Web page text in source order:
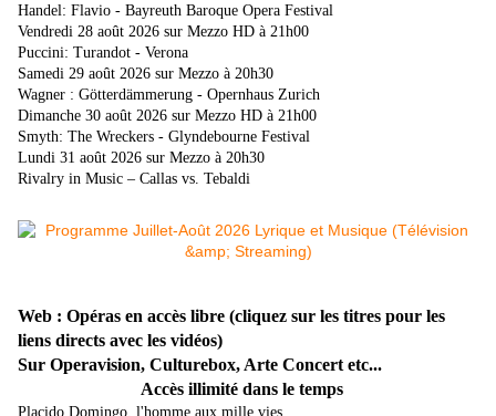
Handel: Flavio - Bayreuth Baroque Opera Festival
Vendredi 28 août 2026 sur Mezzo HD à 21h00
Puccini: Turandot - Verona
Samedi 29 août 2026 sur Mezzo à 20h30
Wagner : Götterdämmerung - Opernhaus Zurich
Dimanche 30 août 2026 sur Mezzo HD à 21h00
Smyth: The Wreckers - Glyndebourne Festival
Lundi 31 août 2026 sur Mezzo à 20h30
Rivalry in Music – Callas vs. Tebaldi
Web : Opéras en accès libre (cliquez sur les titres pour les
liens directs avec les vidéos)
Sur Operavision, Culturebox, Arte Concert etc...
Accès illimité dans le temps
Placido Domingo, l'homme aux mille vies